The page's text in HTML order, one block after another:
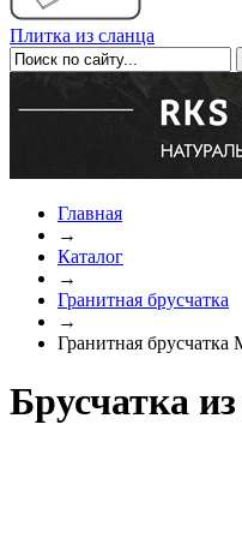
Плитка из сланца
Главная
→
Каталог
→
Гранитная брусчатка
→
Гранитная
Брусчатка